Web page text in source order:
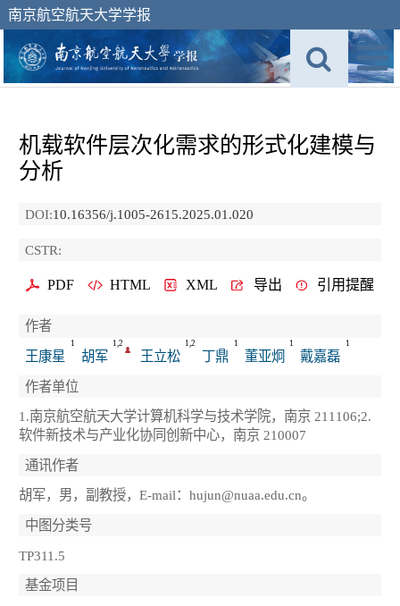
南京航空航天大学学报
机载软件层次化需求的形式化建模与
分析
DOI:10.16356/j.1005-2615.2025.01.020
CSTR:
PDF HTML XML 导出 引用提醒
作者
王康星
1
胡军
1,2
王立松
1,2
丁鼎
1
董亚炯
1
戴嘉磊
1
作者单位
1.南京航空航天大学计算机科学与技术学院，南京 211106;2.
软件新技术与产业化协同创新中心，南京 210007
通讯作者
胡军，男，副教授，E-mail：hujun@nuaa.edu.cn。
中图分类号
TP311.5
基金项目